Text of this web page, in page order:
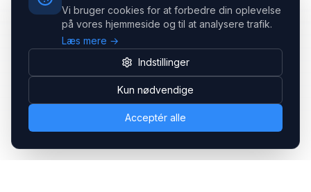
Vi bruger cookies for at forbedre din oplevelse
på vores hjemmeside og til at analysere trafik.
Læs mere →
Indstillinger
Kun nødvendige
Acceptér alle